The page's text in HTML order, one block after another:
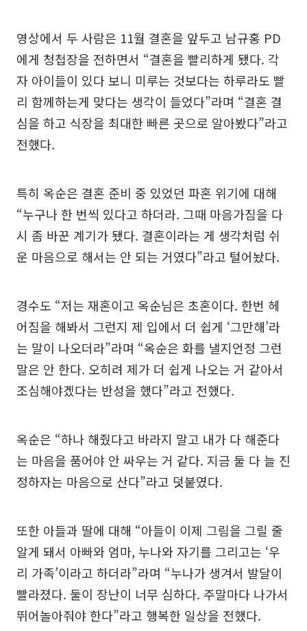
영상에서 두 사람은 11월 결혼을 앞두고 남규홍 PD
에게 청첩장을 전하면서 “결혼을 빨리하게 됐다. 각
자 아이들이 있다 보니 미루는 것보다는 하루라도 빨
리 함께하는게 맞다는 생각이 들었다”라며 “결혼 결
심을 하고 식장을 최대한 빠른 곳으로 알아봤다”라고
전했다.
특히 옥순은 결혼 준비 중 있었던 파혼 위기에 대해
“누구나 한 번씩 있다고 하더라. 그때 마음가짐을 다
시 좀 바꾼 계기가 됐다. 결혼이라는 게 생각처럼 쉬
운 마음으로 해서는 안 되는 거였다”라고 털어놨다.
경수도 “저는 재혼이고 옥순님은 초혼이다. 한번 헤
어짐을 해봐서 그런지 제 입에서 더 쉽게 ‘그만해’라
는 말이 나오더라”라며 “옥순은 화를 낼지언정 그런
말은 안 한다. 오히려 제가 더 쉽게 나오는 거 같아서
조심해야겠다는 반성을 했다”라고 전했다.
옥순은 “하나 해줬다고 바라지 말고 내가 다 해준다
는 마음을 품어야 안 싸우는 거 같다. 지금 둘 다 늘 진
정하자는 마음으로 산다”라고 덧붙였다.
또한 아들과 딸에 대해 “아들이 이제 그림을 그릴 줄
알게 돼서 아빠와 엄마, 누나와 자기를 그리고는 ‘우
리 가족’이라고 하더라”라며 “누나가 생겨서 발달이
빨라졌다. 둘이 장난이 너무 심하다. 주말마다 나가서
뛰어놀아줘야 한다”라고 행복한 일상을 전했다.